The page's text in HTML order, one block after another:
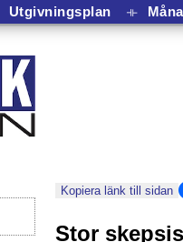
Utgivningsplan ⟛
Kopiera länk till sidan
Stor